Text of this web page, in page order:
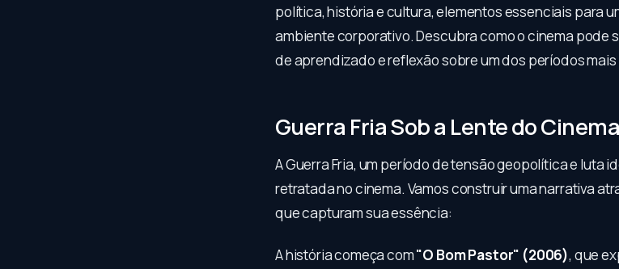
política, história e cultura, elementos essenciais para
ambiente corporativo. Descubra como o cinema pode
de aprendizado e reflexão sobre um dos períodos
Guerra Fria Sob a Lente do Cinema
A Guerra Fria, um período de tensão geopolítica e luta
retratada no cinema. Vamos construir uma narrativa
que capturam sua essência:
A história começa com"O Bom Pastor" (2006), que